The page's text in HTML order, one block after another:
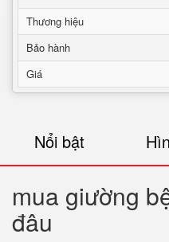
Thương hiệu
Bảo hành
Giá
Nổi bật
mua giường
đâu